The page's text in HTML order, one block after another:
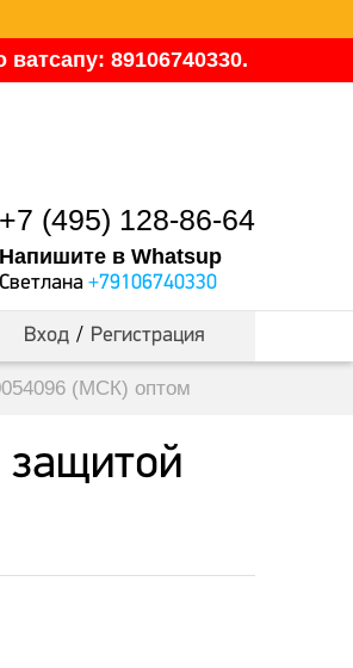
89106740330.
+7 (495) 128-86-64
Напишите в Whatsup
Светлана +79106740330
Вход / Регистрация
(МСК) оптом
защитой